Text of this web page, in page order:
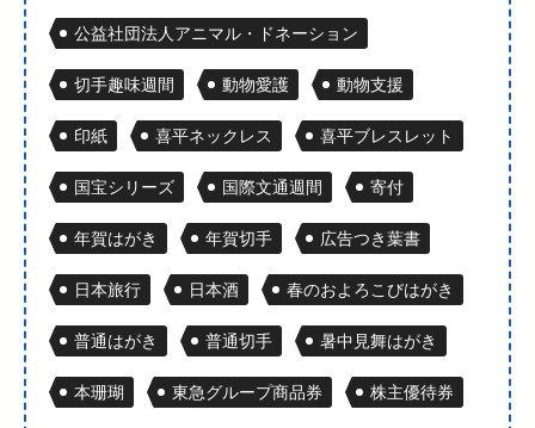
公益社団法人アニマル・ドネーション
切手趣味週間 動物愛護 動物支援
印紙 喜平ネックレス 喜平ブレスレット
国宝シリーズ 国際文通週間 寄付
年賀はがき 年賀切手 広告つき葉書
日本旅行 日本酒 春のおよろこびはがき
普通はがき 普通切手 暑中見舞はがき
本珊瑚 東急グループ商品券 株主優待券